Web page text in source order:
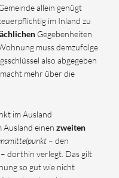
allein genügt
im Inland zu
Gegebenheiten
muss demzufolge
also abgegeben
mehr über die
im Ausland
Ausland einenzweiten
– den
dorthin verlegt. Das gilt
so gut wie nicht